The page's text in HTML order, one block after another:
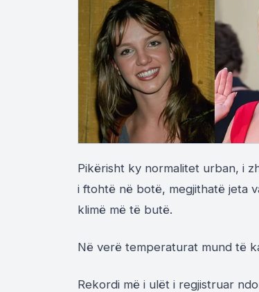
Pikërisht ky normalitet urban, i
i ftohtë në botë, megjithatë jeta
klimë më të butë.
Në verë temperaturat mund të
Rekordi më i ulët i regjistruar